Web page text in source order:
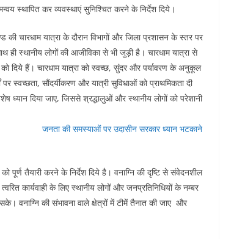
स्थापित कर व्यवस्थाएं सुनिश्चित करने के निर्देश दिये।
की चारधाम यात्रा के दौरान विभागों और जिला प्रशासन के स्तर पर
ही स्थानीय लोगों की आजीविका से भी जुड़ी है। चारधाम यात्रा से
दिये हैं। चारधाम यात्रा को स्वच्छ, सुंदर और पर्यावरण के अनुकूल
स्वच्छता, सौंदर्यीकरण और यात्री सुविधाओं को प्राथमिकता दी
ध्यान दिया जाए, जिससे श्रद्धालुओं और स्थानीय लोगों को परेशानी
जनता की समस्याओं पर उदासीन सरकार ध्यान भटकाने
पूर्ण तैयारी करने के निर्देश दिये है। वनाग्नि की दृष्टि से संवेदनशील
कार्यवाही के लिए स्थानीय लोगों और जनप्रतिनिधियों के नम्बर
वनाग्नि की संभावना वाले क्षेत्रों में टीमें तैनात की जाए और